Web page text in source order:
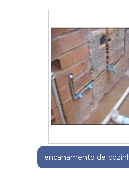
encanamento de